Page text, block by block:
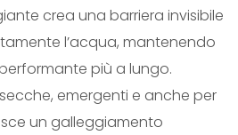
crea una barriera invisibile
l’acqua, mantenendo
più a lungo.
emergenti e anche per
un galleggiamento